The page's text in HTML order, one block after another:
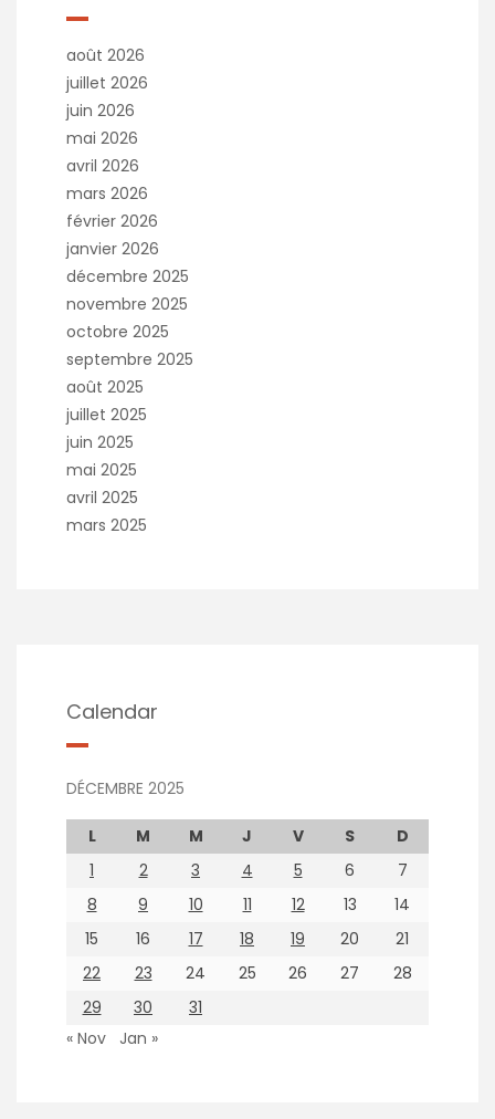
août 2026
juillet 2026
juin 2026
mai 2026
avril 2026
mars 2026
février 2026
janvier 2026
décembre 2025
novembre 2025
octobre 2025
septembre 2025
août 2025
juillet 2025
juin 2025
mai 2025
avril 2025
mars 2025
Calendar
DÉCEMBRE 2025
L M M J V S
D
1
2 3 4 5 6
7
8
9 10 11 12 13
14
15
16 17 18 19 20
21
22
23 24 25 26 27
28
29
30
31
« Nov
Jan »